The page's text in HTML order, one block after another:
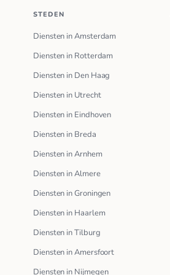
STEDEN
Diensten in Amsterdam
Diensten in Rotterdam
Diensten in Den Haag
Diensten in Utrecht
Diensten in Eindhoven
Diensten in Breda
Diensten in Arnhem
Diensten in Almere
Diensten in Groningen
Diensten in Haarlem
Diensten in Tilburg
Diensten in Amersfoort
Diensten in Nijmegen